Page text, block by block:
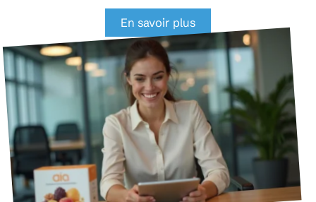
En savoir plus